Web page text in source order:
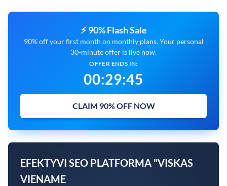
⚡ 90% Flash Sale
90% off your first month on monthly plans. Your personal
30-minute offer is live now.
OFFER ENDS IN:
00:29:44
CLAIM 90% OFF NOW
EFEKTYVI SEO PLATFORMA "VISKAS
VIENAME